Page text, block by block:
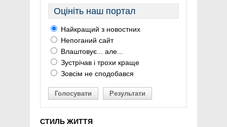
Оцініть наш портал
Найкращий з новостних
Непоганий сайт
Влаштовує... але...
Зустрічав і трохи краще
Зовсім не сподобався
Голосувати Результати
СТИЛЬ ЖИТТЯ